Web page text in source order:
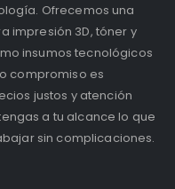
Ofrecemos una
impresión 3D, tóner y
insumos tecnológicos
compromiso es
justos y atención
a tu alcance lo que
sin complicaciones.